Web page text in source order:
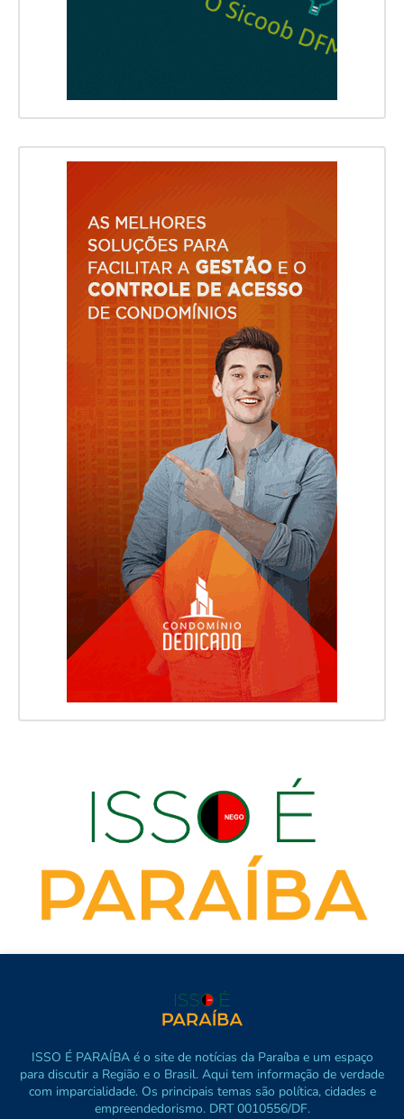
ISSO É PARAÍBA é o site de notícias da Paraíba e um espaço
para discutir a Região e o Brasil. Aqui tem informação de verdade
com imparcialidade. Os principais temas são política, cidades e
empreendedorismo. DRT 0010556/DF.